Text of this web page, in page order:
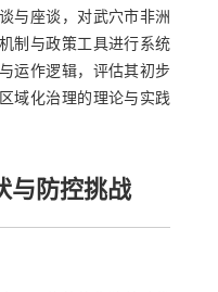
与座谈，对武穴市非洲
制与政策工具进行系统
运作逻辑，评估其初步
域化治理的理论与实践
与防控挑战